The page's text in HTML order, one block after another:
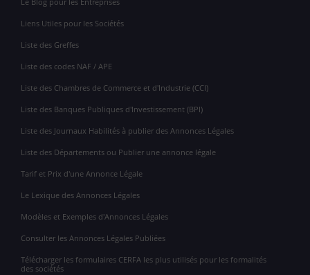
Liens Utiles pour les Sociétés
Liste des Greffes
Liste des codes NAF / APE
Liste des Chambres de Commerce et d'Industrie (CCI)
Liste des Banques Publiques d'Investissement (BPI)
Liste des Journaux Habilités à publier des Annonces Légales
Liste des Départements ou Publier une annonce légale
Tarif et Prix d'une Annonce Légale
Le Lexique des Annonces Légales
Modèles et Exemples d'Annonces Légales
Consulter les Annonces Légales Publiées
Télécharger les formulaires CERFA les plus utilisés pour les formalités
des sociétés